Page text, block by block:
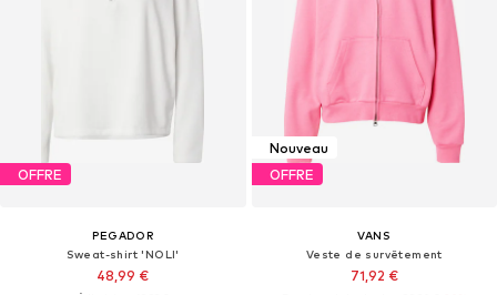
OFFRE
PEGADOR
Sweat-shirt 'NOLI'
48,99 €
Nouveau
OFFRE
VANS
Veste de survêtement
71,92 €